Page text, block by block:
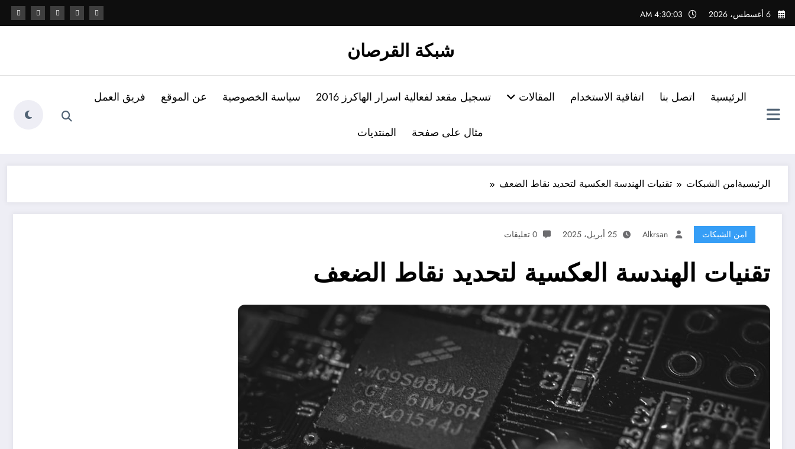
التجاوز
إلى
6 أغسطس، 2026 4:30:05 AM
شبكة القرصان
الرئيسية اتصل بنا اتفاقية الاستخدام المقالات تسجيل مقعد لفعالية اسرار الهاكرز 2016 سياسة الخصوصية عن الموقع فريق العمل
مثال على صفحة المنتديات
الرئيسيةامن الشبكات تقنيات الهندسة العكسية لتحديد نقاط الضعف
امن الشبكات Alkrsan 25 أبريل، 2025 0 تعليقات
تقنيات الهندسة العكسية لتحديد نقاط الضعف